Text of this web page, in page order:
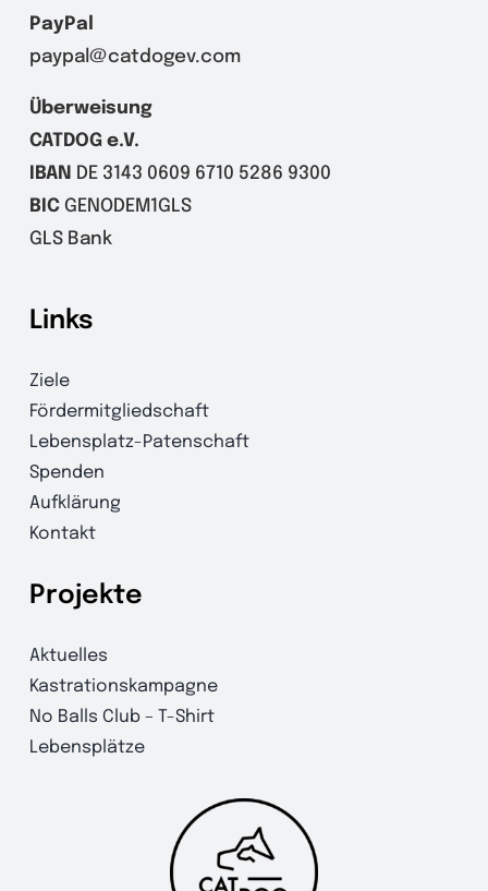
PayPal
paypal@catdogev.com
Überweisung
CATDOG e.V.
IBAN
DE 3143 0609 6710 5286 9300
BICGENODEM1GLS
GLS Bank
Links
Ziele
Fördermitgliedschaft
Lebensplatz-Patenschaft
Spenden
Aufklärung
Kontakt
Projekte
Aktuelles
Kastrationskampagne
No Balls Club – T-Shirt
Lebensplätze